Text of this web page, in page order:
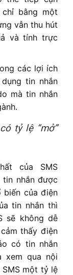
bằng một
vẫn thu hút
và tính trực
các lợi ích
tin nhắn
mà tin nhắn
tỷ lệ “mở”
của SMS
nhắn được
biến của điện
tin nhắn thì
sẽ không dễ
thấy điện
có tin nhắn
xem qua nội
một tỷ lệ